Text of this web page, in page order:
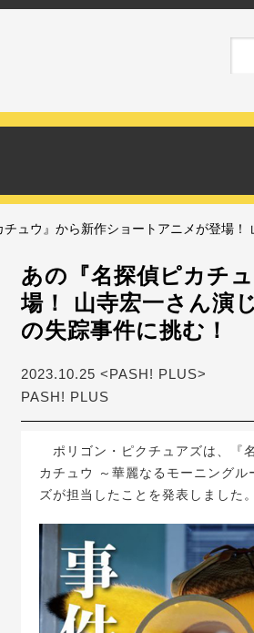
ュウ』から新作ショートアニメが登場！
あの『名探偵ピカチ
場！ 山寺宏一さん演
の失踪事件に挑む！
2023.10.25 <PASH! PLUS>
PASH! PLUS
ポリゴン・ピクチュアズは、『
カチュウ ～華麗なるモーニング
ズが担当したことを発表しました。